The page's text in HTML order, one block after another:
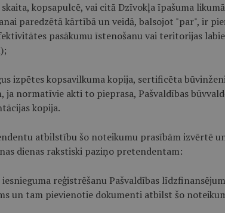
kopsapulcē, vai citā Dzīvokļa īpašuma
paredzētā kārtībā un veidā, balsojot "par", ir
pasākumu īstenošanu vai teritorijas
izpētes kopsavilkuma kopija, sertificēta
ja normatīvie akti to pieprasa, Pašvaldības
kopija.
atbilstību šo noteikumu prasībām izvērtē
dienas rakstiski paziņo pretendentam:
iesnieguma reģistrēšanu Pašvaldības
un tam pievienotie dokumenti atbilst šo